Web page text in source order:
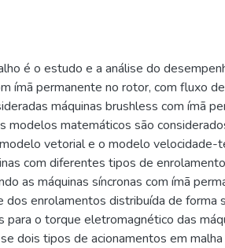
é o estudo e a análise do
ímã permanente no rotor, com fluxo
máquinas brushless com ímã
modelos matemáticos são
vetorial e o modelo velocidade-
com diferentes tipos de
as máquinas síncronas com ímã
dos enrolamentos distribuída de forma
para o torque eletromagnético das
dois tipos de acionamentos em malha